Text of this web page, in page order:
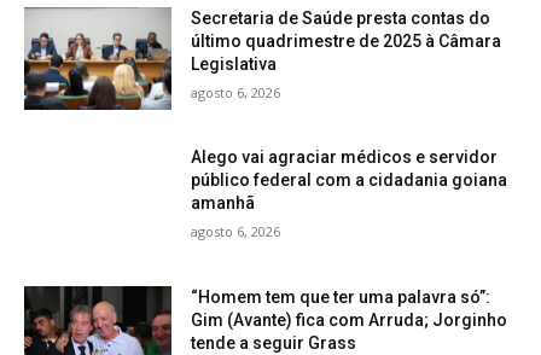
Secretaria de Saúde presta contas do
último quadrimestre de 2025 à Câmara
Legislativa
agosto 6, 2026
Alego vai agraciar médicos e servidor
público federal com a cidadania goiana
amanhã
agosto 6, 2026
“Homem tem que ter uma palavra só”:
Gim (Avante) fica com Arruda; Jorginho
tende a seguir Grass